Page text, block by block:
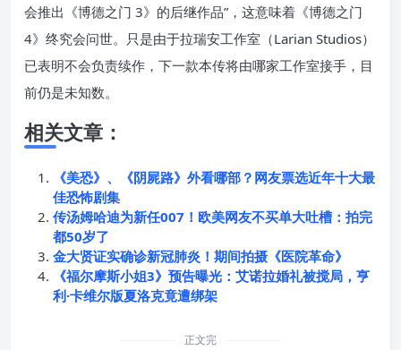
会推出《博德之门 3》的后继作品”，这意味着《博德之门
4》终究会问世。只是由于拉瑞安工作室（Larian Studios）
已表明不会负责续作，下一款本传将由哪家工作室接手，目
前仍是未知数。
相关文章：
《美恐》、《阴屍路》外看哪部？网友票选近年十大最
佳恐怖剧集
传汤姆哈迪为新任007！欧美网友不买单大吐槽：拍完
都50岁了
金大贤证实确诊新冠肺炎！期间拍摄《医院革命》
《福尔摩斯小姐3》预告曝光：艾诺拉婚礼被搅局，亨
利·卡维尔版夏洛克竟遭绑架
正文完